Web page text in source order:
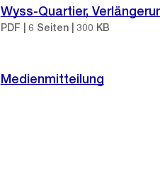
Wyss-Quartier,
PDF | 6 Seiten | 300 KB
Medienmitteilung